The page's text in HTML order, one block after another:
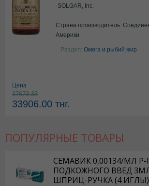
-SOLGAR, Inc.
Страна производитель:
Америки
Раздел: Омега и рыбий жир
Цена
37673.33
33906.00 тнг.
ПОПУЛЯРНЫЕ ТОВАРЫ
СЕМАВИК 0,00134/МЛ Р-
ПОДКОЖНОГО ВВЕД
ШПРИЦ-РУЧКА (4 ИГЛЫ)